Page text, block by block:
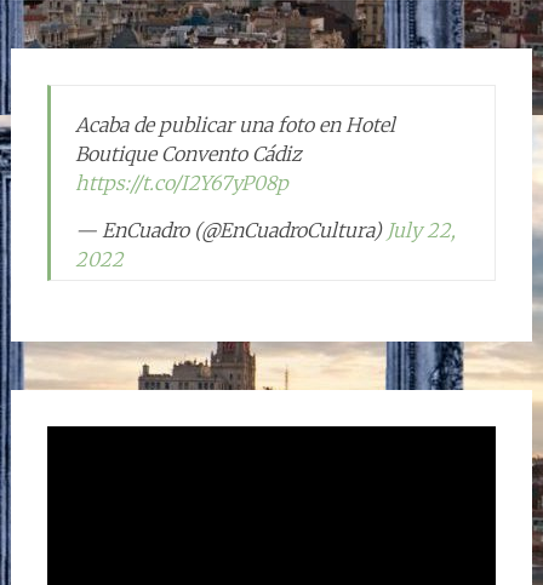
Acaba de publicar una foto en Hotel
Boutique Convento Cádiz
https://t.co/I2Y67yP08p
— EnCuadro (@EnCuadroCultura) July 22,
2022